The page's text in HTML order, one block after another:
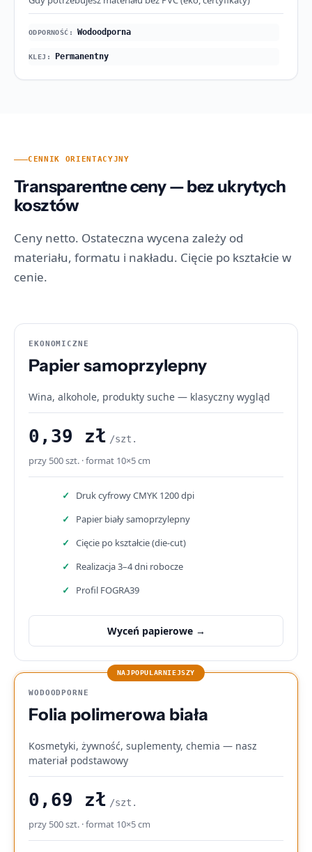
Wodoodporna
Permanentny
CENNIK ORIENTACYJNY
Transparentne ceny — bez ukrytych
kosztów
Ceny netto. Ostateczna wycena zależy od
materiału, formatu i nakładu. Cięcie po kształcie w
cenie.
EKONOMICZNE
Papier samoprzylepny
Wina, alkohole, produkty suche — klasyczny wygląd
0,39 zł /szt.
przy 500 szt. · format 10×5 cm
Druk cyfrowy CMYK 1200 dpi
Papier biały samoprzylepny
Cięcie po kształcie (die-cut)
Realizacja 3–4 dni robocze
Profil FOGRA39
Wyceń papierowe →
WODOODPORNE
Folia polimerowa biała
Kosmetyki, żywność, suplementy, chemia — nasz
materiał podstawowy
0,69 zł /szt.
przy 500 szt. · format 10×5 cm